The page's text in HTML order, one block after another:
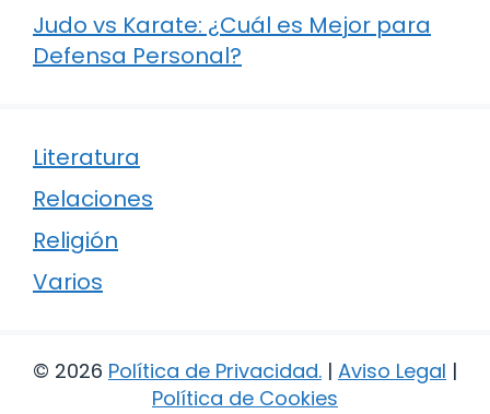
Judo vs Karate: ¿Cuál es Mejor para
Defensa Personal?
Literatura
Relaciones
Religión
Varios
© 2026 Política de Privacidad. | Aviso Legal |
Política de Cookies